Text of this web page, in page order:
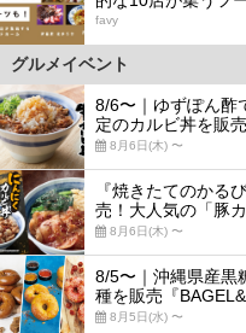
favy
グルメイベント
8/6〜｜ゆずぽん酢
定のカルビ丼を販
8月6日(木) 〜
『焼きたてのかる
売！大人気の「豚
8月6日(木) 〜
8/5〜｜沖縄県産黒
種を販売『
8月5日(水) 〜